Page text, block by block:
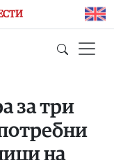
за три
на